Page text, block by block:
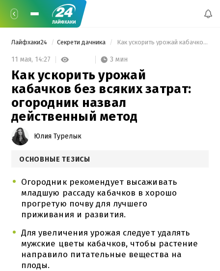
Лайфхаки24 Секрети дачника Как ускорить урожай кабачков без всяких затрат: огородник назвал действенный метод
11 мая, 14:27 3 мин
Как ускорить урожай
кабачков без всяких затрат:
огородник назвал
действенный метод
Юлия Турелык
ОСНОВНЫЕ ТЕЗИСЫ
Огородник рекомендует высаживать
младшую рассаду кабачков в хорошо
прогретую почву для лучшего
приживания и развития.
Для увеличения урожая следует удалять
мужские цветы кабачков, чтобы растение
направило питательные вещества на
плоды.